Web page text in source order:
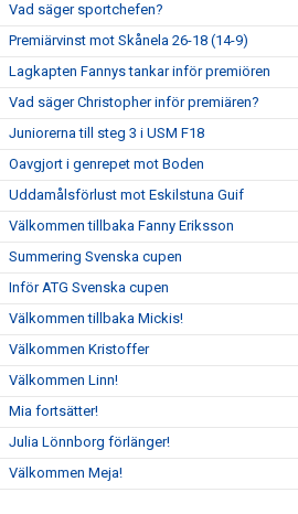
Vad säger sportchefen?
Premiärvinst mot Skånela 26-18 (14-9)
Lagkapten Fannys tankar inför premiören
Vad säger Christopher inför premiären?
Juniorerna till steg 3 i USM F18
Oavgjort i genrepet mot Boden
Uddamålsförlust mot Eskilstuna Guif
Välkommen tillbaka Fanny Eriksson
Summering Svenska cupen
Inför ATG Svenska cupen
Välkommen tillbaka Mickis!
Välkommen Kristoffer
Välkommen Linn!
Mia fortsätter!
Julia Lönnborg förlänger!
Välkommen Meja!